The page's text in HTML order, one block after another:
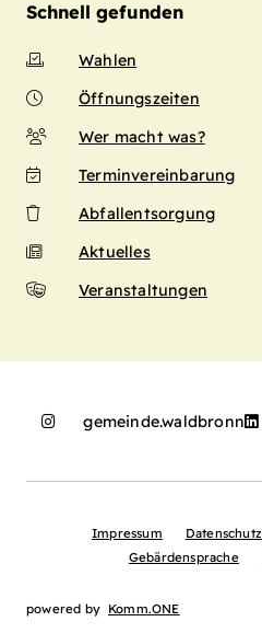
Schnell gefunden
Wahlen
Öffnungszeiten
Wer macht was?
Terminvereinbarung
Abfallentsorgung
Aktuelles
Veranstaltungen
gemeinde.waldbronn
Impressum Datenschutz
Gebärdensprache
powered by Komm.ONE